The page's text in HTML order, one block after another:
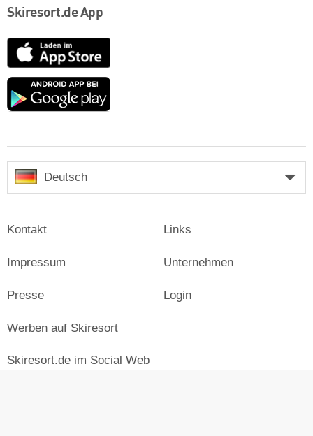
Skiresort.de App
App
Store
Google
Deutsch
Kontakt
Impressum
Presse
Links
Unternehmen
Login
Werben auf Skiresort
Skiresort.de im Social Web